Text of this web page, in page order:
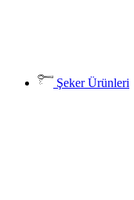
Şeker Ürünleri